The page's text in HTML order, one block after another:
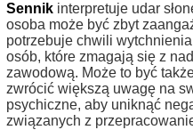
Sennik interpretuje udar
osoba może być zbyt
potrzebuje chwili
osób, które zmagają się z
zawodową. Może to być
zwrócić większą uwagę na
psychiczne, aby uniknąć
związanych z